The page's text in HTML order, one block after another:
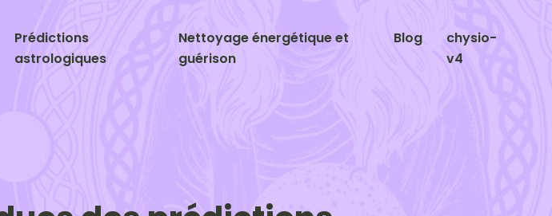
Prédictions
astrologiques
Nettoyage énergétique et
guérison
Blog
chysio-
v4